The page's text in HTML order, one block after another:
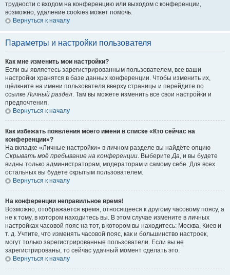
трудности с входом на конференцию или выходом с конференции,
возможно, удаление cookies может помочь.
Вернуться к началу
Параметры и настройки пользователя
Как мне изменить мои настройки?
Если вы являетесь зарегистрированным пользователем, все ваши
настройки хранятся в базе данных конференции. Чтобы изменить их,
щёлкните на имени пользователя вверху страницы и перейдите по
ссылкеЛичный раздел. Там вы можете изменить все свои настройки и
предпочтения.
Вернуться к началу
Как избежать появления моего имени в списке «Кто сейчас на
конференции»?
На вкладке «Личные настройки» в личном разделе вы найдёте опцию
Скрывать моё пребывание на конференции. ВыберитеДа, и вы будете
видны только администраторам, модераторам и самому себе. Для всех
остальных вы будете скрытым пользователем.
Вернуться к началу
На конференции неправильное время!
Возможно, отображается время, относящееся к другому часовому поясу, а
не к тому, в котором находитесь вы. В этом случае измените в личных
настройках часовой пояс на тот, в котором вы находитесь: Москва, Киев и
т. д. Учтите, что изменять часовой пояс, как и большинство настроек,
могут только зарегистрированные пользователи. Если вы не
зарегистрированы, то сейчас удачный момент сделать это.
Вернуться к началу